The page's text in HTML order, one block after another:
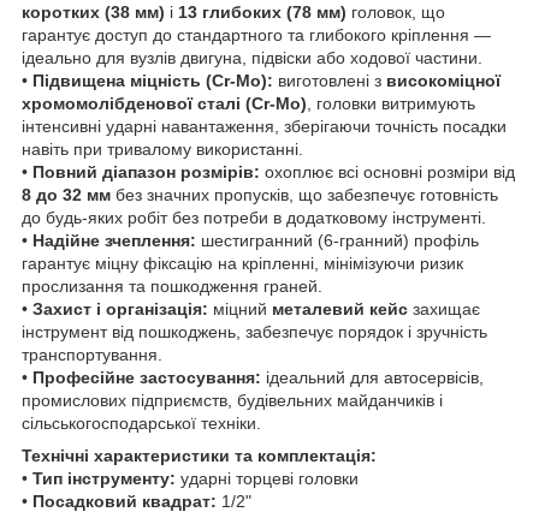
коротких (38 мм) і 13 глибоких (78 мм) головок, що
гарантує доступ до стандартного та глибокого кріплення —
ідеально для вузлів двигуна, підвіски або ходової частини.
• Підвищена міцність (Cr-Mo): виготовлені з високоміцної
хромомолібденової сталі (Cr-Mo) , головки витримують
інтенсивні ударні навантаження, зберігаючи точність посадки
навіть при тривалому використанні.
• Повний діапазон розмірів: охоплює всі основні розміри від
8 до 32 мм без значних пропусків, що забезпечує готовність
до будь-яких робіт без потреби в додатковому інструменті.
• Надійне зчеплення: шестигранний (6-гранний) профіль
гарантує міцну фіксацію на кріпленні, мінімізуючи ризик
прослизання та пошкодження граней.
• Захист і організація: міцний металевий кейс захищає
інструмент від пошкоджень, забезпечує порядок і зручність
транспортування.
• Професійне застосування: ідеальний для автосервісів,
промислових підприємств, будівельних майданчиків і
сільськогосподарської техніки.
Технічні характеристики та комплектація:
• Тип інструменту: ударні торцеві головки
• Посадковий квадрат: 1/2"